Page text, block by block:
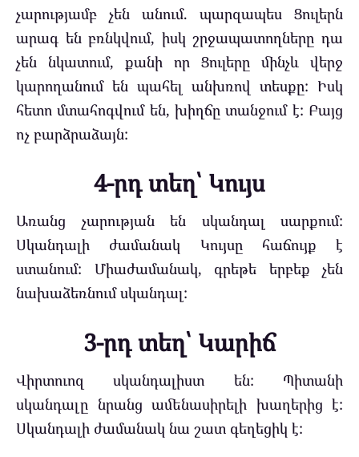
չարությամբ չեն անում. պարզապես Ցուլերն
արագ են բռնկվում, իսկ շրջապատողները դա
չեն նկատում, քանի որ Ցուլերը մինչև վերջ
կարողանում են պահել անխռով տեսքը: Իսկ
հետո մտահոգվում են, խիղճը տանջում է: Բայց
ոչ բարձրաձայն:
4-րդ տեղ՝ Կույս
Առանց չարության են սկանդալ սարքում:
Սկանդալի ժամանակ Կույսը հաճույք է
ստանում: Միաժամանակ, գրեթե երբեք չեն
նախաձեռնում սկանդալ:
3-րդ տեղ՝ Կարիճ
Վիրտուոզ սկանդալիստ են: Պիտանի
սկանդալը նրանց ամենասիրելի խաղերից է:
Սկանդալի ժամանակ նա շատ գեղեցիկ է: